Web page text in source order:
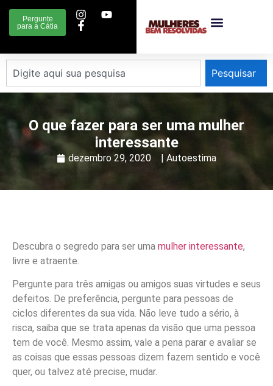
Pergunte
para a Cátia
Pesquisar
O que fazer para ser uma mulher
interessante
dezembro 29, 2020 | Autoestima
Descubra o segredo para ser uma mulher interessante,
livre e atraente.
Pergunte para três amigas ou amigos suas virtudes e seus
defeitos. De preferência, pergunte para pessoas de
ciclos diferentes da sua vida. Não leve tudo a sério, à
risca, saiba que se trata apenas da visão que uma pessoa
tem de você. Mesmo assim, vale a pena parar e avaliar se
as coisas que essas pessoas dizem fazem sentido e você
quer, ou talvez até precise, mudar.